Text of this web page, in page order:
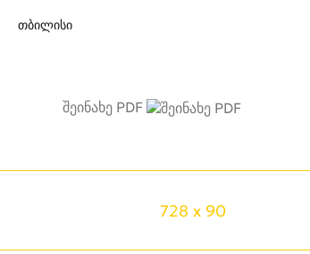
თბილისი
შეინახე PDF
728 x 90